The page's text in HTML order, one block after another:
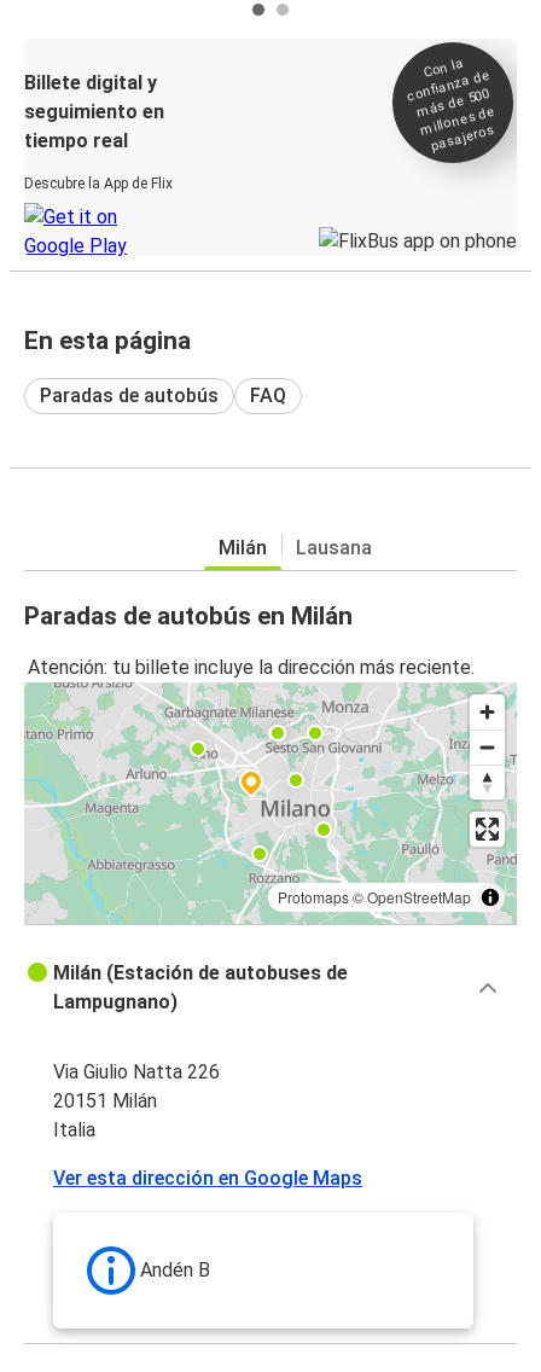
Billete digital y
seguimiento en
tiempo real
Descubre la App de Flix
Con la
confianza de
más de 500
millones de
pasajeros
En esta página
Paradas de autobús FAQ
Milán Lausana
Paradas de autobús en Milán
Atención: tu billete incluye la dirección más reciente.
Protomaps©OpenStreetMap
Milán (Estación de autobuses de
Lampugnano)
Via Giulio Natta 226
20151 Milán
Italia
Ver esta dirección en Google Maps
Andén B